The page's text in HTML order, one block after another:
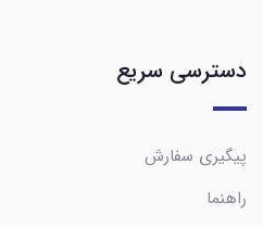
دسترسی سریع
پیگیری سفارش
راهنما